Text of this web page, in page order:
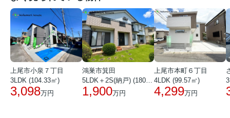
上尾市小泉７丁目
3LDK (104.33㎡)
3,098万円
鴻巣市箕田
1,900万円
上尾市本町６丁目
4LDK (99.57㎡)
4,299万円